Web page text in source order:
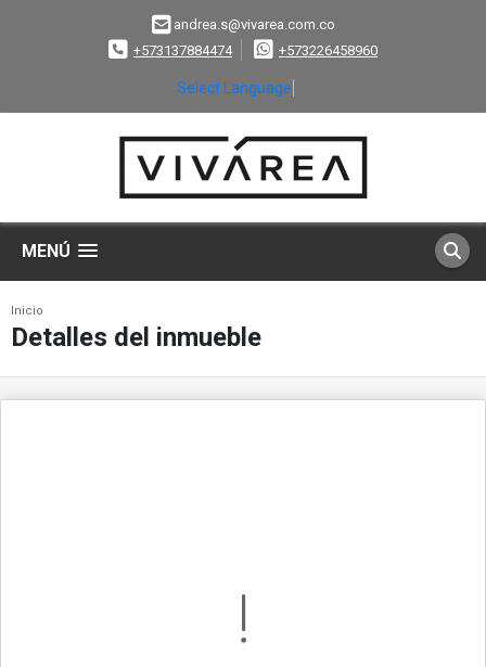
andrea.s@vivarea.com.co
+573137884474
+573226458960
Select Language
MENÚ
Inicio
Detalles del inmueble